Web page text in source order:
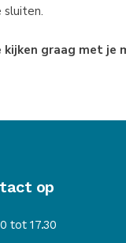
graag met je
op
tot 17.30